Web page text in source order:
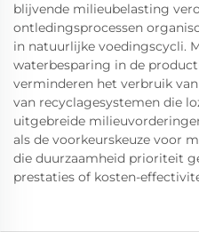
blijvende milieubelasting
ontledingsprocessen
in natuurlijke voedingscycli.
waterbesparing in de
verminderen het verbruik
van recyclagesystemen die
uitgebreide
als de voorkeurskeuze voor
die duurzaamheid prioriteit
prestaties of kosten-